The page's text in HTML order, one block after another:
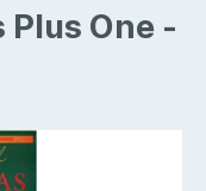
One -